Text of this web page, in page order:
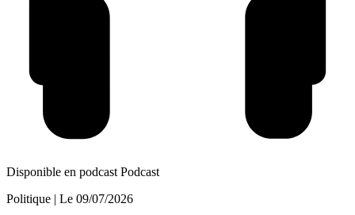
Disponible en podcast Podcast
Politique | Le 09/07/2026